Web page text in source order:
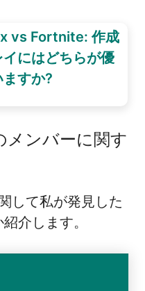
vs Fortnite: 作成
イにはどちらが優
すか?
メンバーに関す
して私が発見した
介します。